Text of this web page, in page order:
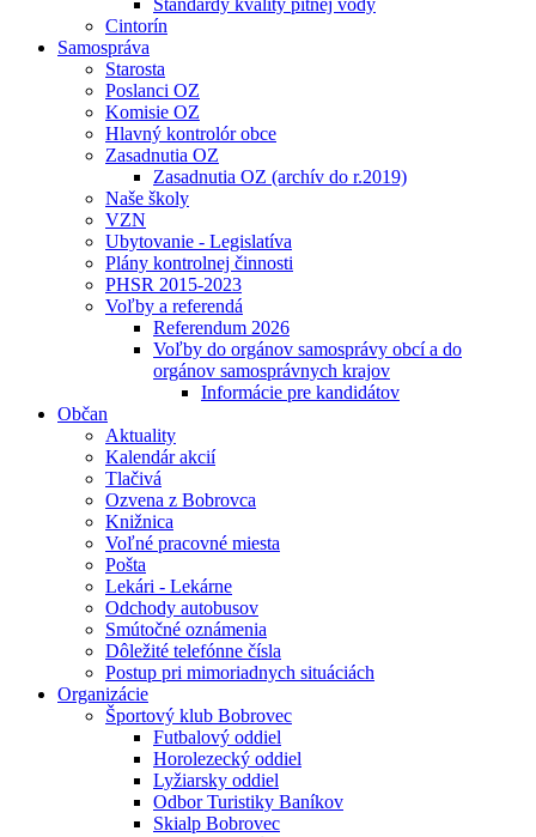
Štandardy kvality pitnej vody
Cintorín
Samospráva
Starosta
Poslanci OZ
Komisie OZ
Hlavný kontrolór obce
Zasadnutia OZ
Zasadnutia OZ (archív do r.2019)
Naše školy
VZN
Ubytovanie - Legislatíva
Plány kontrolnej činnosti
PHSR 2015-2023
Voľby a referendá
Referendum 2026
Voľby do orgánov samosprávy obcí a do
orgánov samosprávnych krajov
Informácie pre kandidátov
Občan
Aktuality
Kalendár akcií
Tlačivá
Ozvena z Bobrovca
Knižnica
Voľné pracovné miesta
Pošta
Lekári - Lekárne
Odchody autobusov
Smútočné oznámenia
Dôležité telefónne čísla
Postup pri mimoriadnych situáciách
Organizácie
Športový klub Bobrovec
Futbalový oddiel
Horolezecký oddiel
Lyžiarsky oddiel
Odbor Turistiky Baníkov
Skialp Bobrovec